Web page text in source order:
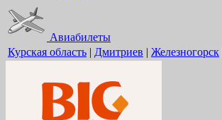
Авиабилеты
Курская область | Дмитриев | Железногорск